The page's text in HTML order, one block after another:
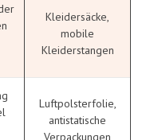
Kleidersäcke,
mobile
Kleiderstangen
Luftpolsterfolie,
antistatische
Verpackungen